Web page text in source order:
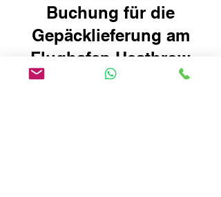
Buchung für die
Gepäcklieferung am
Flughafen Heathrow
International London